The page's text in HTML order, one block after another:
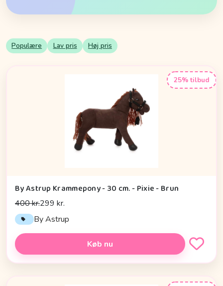
Populære Lav pris Høj pris
25% tilbud
By Astrup Krammepony - 30 cm. - Pixie - Brun
400 kr.299 kr.
By Astrup
Køb nu